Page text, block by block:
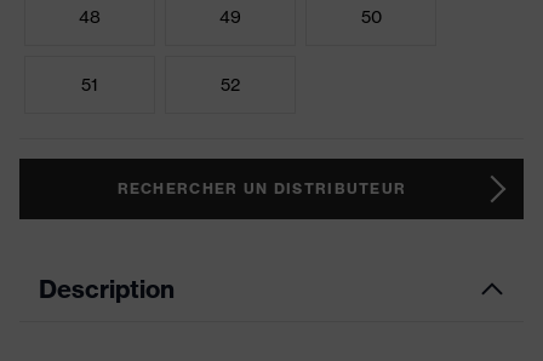
48 49 50
51 52
RECHERCHER UN DISTRIBUTEUR
Description